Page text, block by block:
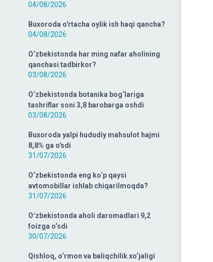
04/08/2026
Buxoroda o'rtacha oylik ish haqi qancha?
04/08/2026
O‘zbekistonda har ming nafar aholining
qanchasi tadbirkor?
03/08/2026
O‘zbekistonda botanika bog‘lariga
tashriflar soni 3,8 barobarga oshdi
03/08/2026
Buxoroda yalpi hududiy mahsulot hajmi
8,8% ga o'sdi
31/07/2026
O‘zbekistonda eng ko‘p qaysi
avtomobillar ishlab chiqarilmoqda?
31/07/2026
Oʻzbekistonda aholi daromadlari 9,2
foizga o‘sdi
30/07/2026
Qishloq, o‘rmon va baliqchilik xo‘jaligi